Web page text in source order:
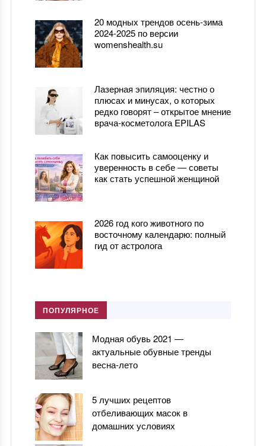
20 модных трендов осень-зима
2024-2025 по версии
womenshealth.su
Лазерная эпиляция: честно о
плюсах и минусах, о которых
редко говорят – открытое мнение
врача-косметолога EPILAS
Как повысить самооценку и
уверенность в себе — советы
как стать успешной женщиной
2026 год кого животного по
восточному календарю: полный
гид от астролога
ПОПУЛЯРНОЕ
Модная обувь 2021 —
актуальные обувные тренды
весна-лето
5 лучших рецептов
отбеливающих масок в
домашних условиях